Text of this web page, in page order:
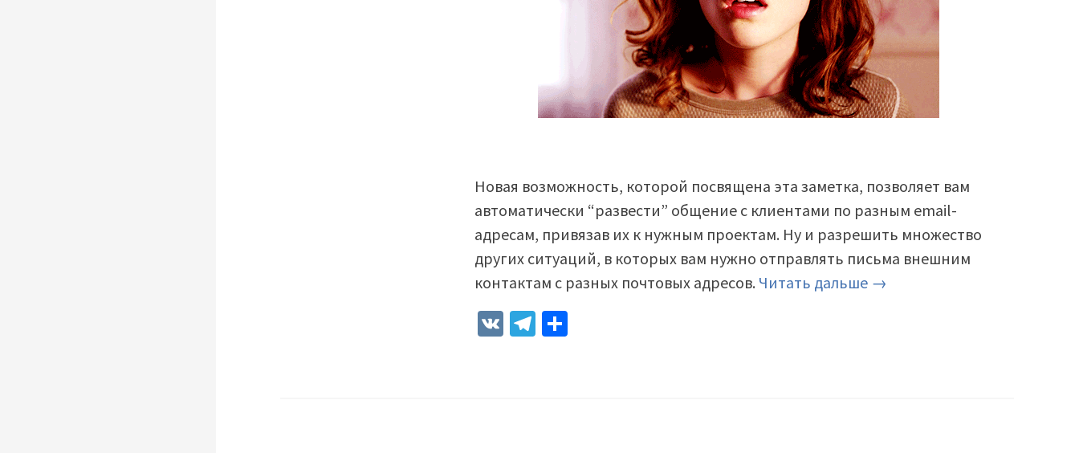
Новая возможность, которой посвящена эта заметка, позволяет вам
автоматически “развести” общение с клиентами по разным email-
адресам, привязав их к нужным проектам. Ну и разрешить множество
других ситуаций, в которых вам нужно отправлять письма внешним
контактам с разных почтовых адресов. Читать дальше →
VK Telegram